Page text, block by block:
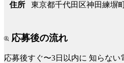
住所 東京都千代田区神田練塀
応募後の流れ
応募後すぐ〜3日以内に 知らない